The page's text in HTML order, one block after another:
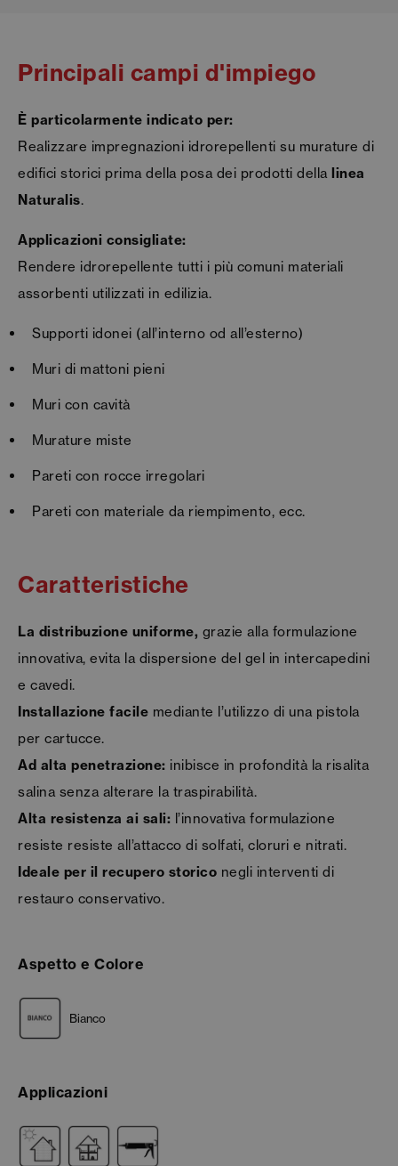
Principali campi d'impiego
È particolarmente indicato per:
Realizzare impregnazioni idrorepellenti su murature di
edifici storici prima della posa dei prodotti della linea
Naturalis.
Applicazioni consigliate:
Rendere idrorepellente tutti i più comuni materiali
assorbenti utilizzati in edilizia.
Supporti idonei (all’interno od all’esterno)
Muri di mattoni pieni
Muri con cavità
Murature miste
Pareti con rocce irregolari
Pareti con materiale da riempimento, ecc.
Caratteristiche
La distribuzione uniforme, grazie alla formulazione
innovativa, evita la dispersione del gel in intercapedini
e cavedi.
Installazione facile mediante l’utilizzo di una pistola
per cartucce.
Ad alta penetrazione: inibisce in profondità la risalita
salina senza alterare la traspirabilità.
Alta resistenza ai sali: l’innovativa formulazione
resiste resiste all’attacco di solfati, cloruri e nitrati.
Ideale per il recupero storico negli interventi di
restauro conservativo.
Aspetto e Colore
Bianco
Applicazioni